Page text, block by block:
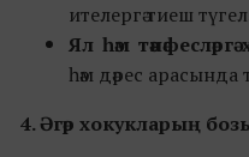
ителергә тиеш
Ял һәм
һәм дәрес арасында
4. Әгәр хокукларың